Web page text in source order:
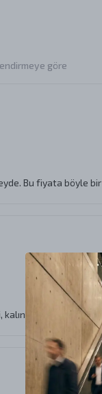
göre
Bu fiyata böyle